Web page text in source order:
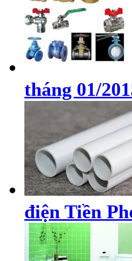
tháng 01/
điện Tiền